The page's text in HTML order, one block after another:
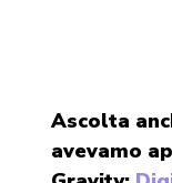
Ascolta
avevamo